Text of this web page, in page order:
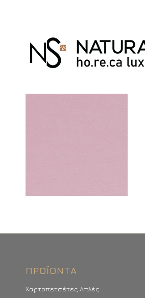
ΠΡΟΪΌΝΤΑ
Χαρτοπετσέτες Απλές